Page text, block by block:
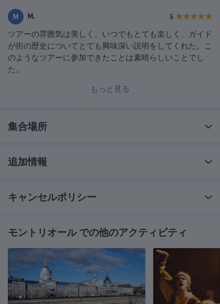
M M. 5
ツアーの雰囲気は美しく、いつでもとても楽しく、ガイド
が街の歴史についてとても興味深い説明をしてくれた。こ
のようなツアーに参加できたことは素晴らしいことでし
た。
もっと見る
集合場所
追加情報
キャンセルポリシー
モントリオール での他のアクティビティ